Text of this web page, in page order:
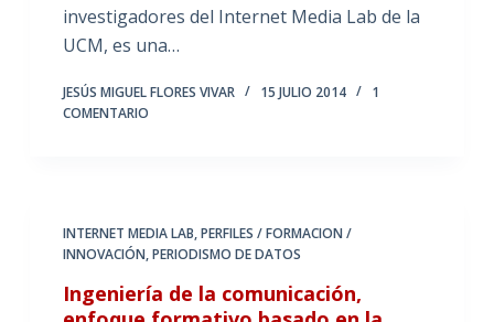
investigadores del Internet Media Lab de la
UCM, es una…
JESÚS MIGUEL FLORES VIVAR 15 JULIO 2014
1
COMENTARIO
INTERNET MEDIA LAB,PERFILES / FORMACION /
INNOVACIÓN,PERIODISMO DE DATOS
Ingeniería de la comunicación,